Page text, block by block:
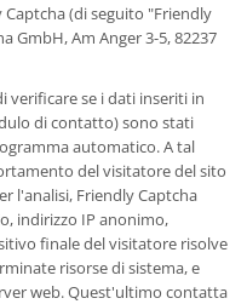
(di seguito "Friendly
GmbH, Am Anger 3-5, 82237
verificare se i dati inseriti in
di contatto) sono stati
automatico. A tal
del visitatore del sito
l'analisi, Friendly Captcha
indirizzo IP anonimo,
finale del visitatore risolve
risorse di sistema, e
web. Quest'ultimo contatta